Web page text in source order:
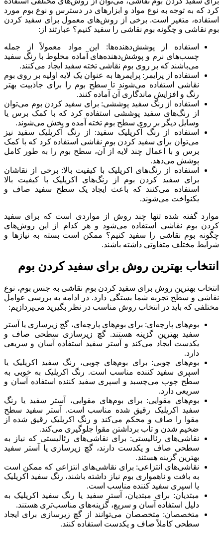
کرد که به توجه به نوع مواد و ابزارهای در دسترس و نوع بوم مورد
استفاده، متغیر است. برخی از روش‌های معمول برای سفید کردن
بوم نقاشی و چگونه بوم نقاشی را سفید کنیم؟ عبارتند از:
استفاده از پوشش‌دهنده‌ها: این مواد معمولاً از جمله
چسب‌های نرم و پوشش‌دهنده‌های آماده مخلوط با رنگ سفید
می‌باشند که بر روی بوم نقاشی تخته سفید ایجاد می‌کنند.
استفاده از پرایمر: پرایمرها به عنوان یک لایه اولیه بر روی بوم
نقاشی استفاده می‌شوند تا سطح بوم را برای جاذبیت بهتر
رنگ و افزایش ماندگاری آن آماده کنند.
استفاده از رنگ سفید پوششی: برای سفید کردن بوم می‌توان
از رنگ‌های سفید پوششی استفاده کرد که با کمک برس یا
وسایل دیگر بر روی سطح بوم تخته آمده و پخش می‌شوند.
استفاده از رنگ آکریلیک سفید: از رنگ آکریلیک سفید نیز
می‌توان برای سفید کردن بوم نقاشی استفاده کرد که با کمک
برس و با اعمال چند لایه از آن، سطح بوم را به طور کامل
پوشش می‌دهد.
استفاده از رنگ‌های اکریلیک با کیفیت بالا: برخی از نقاشان
برای سفید کردن بوم از رنگ‌های اکریلیک با کیفیت بالا
استفاده می‌کنند که باعث ایجاد یک سطح سفید صاف و
یکنواخت می‌شوند.
موارد گفته شده تنها چند روش از مواردی است که برای سفید
کردن بوم نقاشی استفاده می‌شود و هر کدام از این روش‌های
چگونه بوم نقاشی را سفید کنیم؟ ممکن است بسته به نیازها و
شرایط مختلف متفاوتی داشته باشند.
انتخاب بهترین روش برای سفید کردن بوم
انتخاب بهترین روش برای سفید کردن بوم نقاشی به جنس بوم، نوع
نقاشی و سطح تجربه شما بستگی دارد. در ادامه به بررسی عوامل
مختلفی که باید در انتخاب روش مناسب در نظر بگیرید می‌پردازیم:
بوم‌های پارچه‌ای: برای بوم‌های پارچه‌ای، گچ زیرسازی یا آستر
سفید بهترین گزینه هستند. گچ زیرسازی سطحی صاف و
یکدست ایجاد می‌کند و آستر سفید استفاده آسان و سریعی
دارد.
بوم‌های چوبی: برای بوم‌های چوبی، رنگ سفید اکریلیک یا
اسپری سفید کننده مناسب است. رنگ اکریلیک به خوبی به
سطح چوب می‌چسبد و اسپری سفید کننده استفاده آسان و
سریعی دارد.
بوم‌های مقوایی: برای بوم‌های مقوایی، آستر سفید یا رنگ
سفید اکریلیک رقیق شده مناسب است. آستر سفید سطح
مقوا را صاف و محکم می‌کند و رنگ اکریلیک رقیق شده از
ضخیم شدن و تاب برداشتن مقوا جلوگیری می‌کند.
نقاشی‌های رئالیستی: برای نقاشی‌های رئالیستی که نیاز به
سطحی صاف و یکدست دارند، گچ زیرسازی یا آستر سفید
بهترین گزینه هستند.
نقاشی‌های انتزاعی: برای نقاشی‌های انتزاعی که ممکن است
به بافت و ناهمواری بوم نیاز داشته باشند، رنگ سفید اکریلیک
یا اسپری سفید کننده مناسب است.
مبتدیان: برای مبتدیان، آستر سفید یا رنگ سفید اکریلیک به
دلیل استفاده آسان و سریع، گزینه‌های مناسب‌تری هستند.
متخصصان: متخصصان می‌توانند از گچ زیرسازی برای ایجاد
سطحی کاملاً صاف و یکدست استفاده کنند.